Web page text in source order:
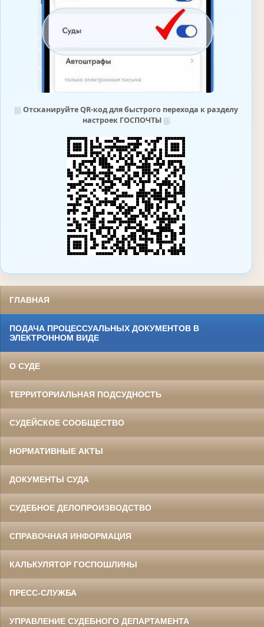
⛆ Отсканируйте QR-код для быстрого перехода к разделу
настроек ГОСПОЧТЫ⛆
ГЛАВНАЯ
ПОДАЧА ПРОЦЕССУАЛЬНЫХ ДОКУМЕНТОВ В
ЭЛЕКТРОННОМ ВИДЕ
О СУДЕ
ТЕРРИТОРИАЛЬНАЯ ПОДСУДНОСТЬ
СУДЕЙСКОЕ СООБЩЕСТВО
НОРМАТИВНЫЕ АКТЫ
ДОКУМЕНТЫ СУДА
СУДЕБНОЕ ДЕЛОПРОИЗВОДСТВО
СПРАВОЧНАЯ ИНФОРМАЦИЯ
КАЛЬКУЛЯТОР ГОСПОШЛИНЫ
ПРЕСС-СЛУЖБА
УПРАВЛЕНИЕ СУДЕБНОГО ДЕПАРТАМЕНТА